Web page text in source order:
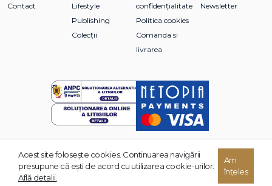
Contact
Lifestyle
Publishing
Colecții
confidențialitate
Politica cookies
Comanda si
livrarea
Newsletter
© 2026 Grupul Editorial TREI. Toate drepturile rezervate.
Acest site foloseşte cookies. Continuarea navigării
presupune că eşti de acord cu utilizarea cookie-urilor.
Află detalii.
Am
înțeles